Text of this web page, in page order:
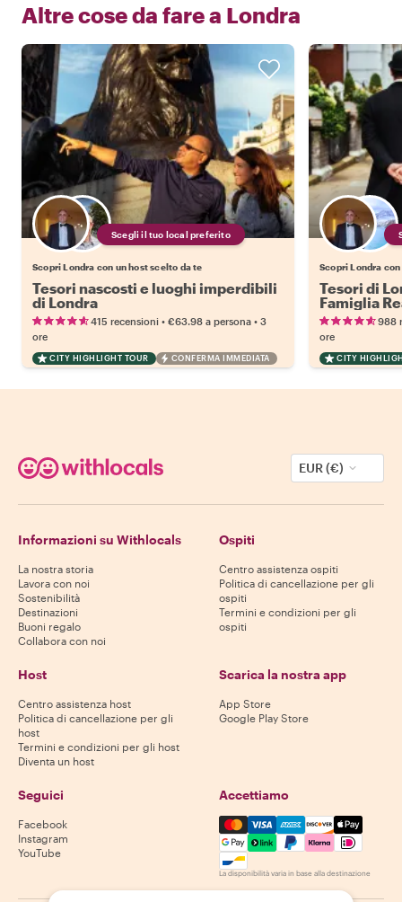
Altre cose da fare a Londra
Scegli il tuo local preferito
Scopri Londra con un host scelto da te
Tesori nascosti e luoghi imperdibili
di Londra
415 recensioni • €63.98 a persona • 3
ore
CITY HIGHLIGHT TOUR CONFERMA IMMEDIATA
Scopri Londra
Tesori di
Famiglia
988
ore
CITY
EUR (€)
Informazioni su Withlocals
La nostra storia
Lavora con noi
Sostenibilità
Destinazioni
Buoni regalo
Collabora con noi
Ospiti
Centro assistenza ospiti
Politica di cancellazione per gli
ospiti
Termini e condizioni per gli
ospiti
Host
Centro assistenza host
Politica di cancellazione per gli
host
Termini e condizioni per gli host
Diventa un host
Scarica la nostra app
App Store
Google Play Store
Seguici
Facebook
Instagram
YouTube
Accettiamo
Mastercard, Visa, Amex,
La disponibilità varia in base alla destinazione